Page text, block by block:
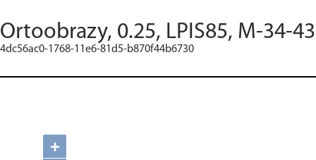
Ortoobrazy, 0.25, LPIS85, M-34-
4dc56ac0-1768-11e6-81d5-b870f44b6730
+